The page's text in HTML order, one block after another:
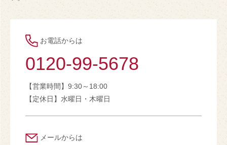
お電話からは
0120-99-5678
【営業時間】9:30～18:00
【定休日】水曜日・木曜日
メールからは